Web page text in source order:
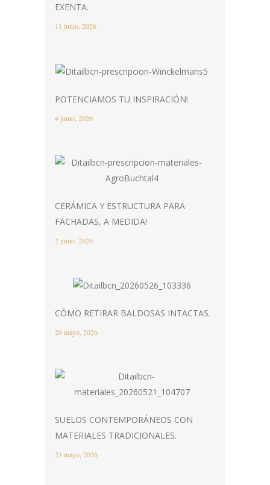
EXENTA.
11 junio, 2026
POTENCIAMOS TU INSPIRACIÓN!
4 junio, 2026
CERÁMICA Y ESTRUCTURA PARA
FACHADAS, A MEDIDA!
2 junio, 2026
CÓMO RETIRAR BALDOSAS INTACTAS.
26 mayo, 2026
SUELOS CONTEMPORÁNEOS CON
MATERIALES TRADICIONALES.
21 mayo, 2026